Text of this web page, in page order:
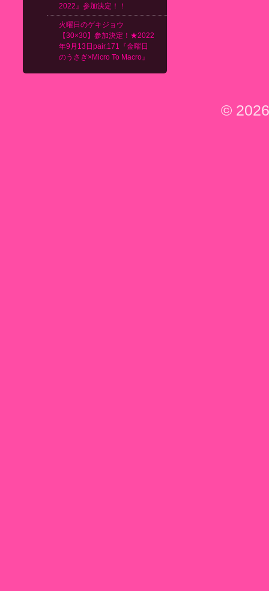
2022』参加決定！！
火曜日のゲキジョウ
【30×30】参加決定！★2022
年9月13日pair.171『金曜日
のうさぎ×Micro To Macro』
©